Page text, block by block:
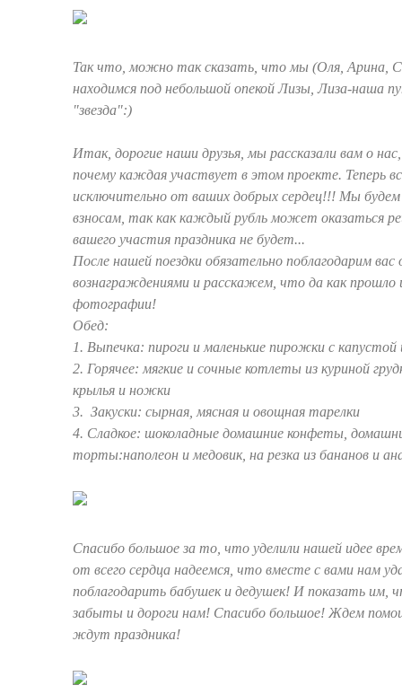
Так что, можно так сказать, что мы (Оля, Арина,
находимся под небольшой опекой Лизы, Лиза-наша
"звезда":)
Итак, дорогие наши друзья, мы рассказали вам о нас,
почему каждая участвует в этом проекте. Теперь
исключительно от ваших добрых сердец!!! Мы
взносам, так как каждый рубль может оказаться
вашего участия праздника не будет...
После нашей поездки обязательно поблагодарим
вознаграждениями и расскажем, что да как
фотографии!
Обед:
1. Выпечка: пироги и маленькие пирожки с капустой
2. Горячее: мягкие и сочные котлеты из куриной
крылья и ножки
3. Закуски: сырная, мясная и овощная тарелки
4. Сладкое: шоколадные домашние конфеты,
торты:наполеон и медовик, на резка из бананов и
Спасибо большое за то, что уделили нашей идее
от всего сердца надеемся, что вместе с вами нам
поблагодарить бабушек и дедушек! И показать им,
забыты и дороги нам! Спасибо большое! Ждем
ждут праздника!